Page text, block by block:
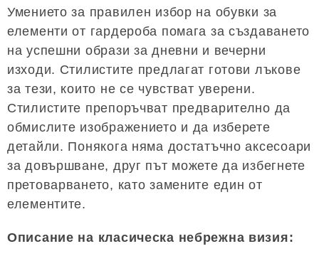
Умението за правилен избор на обувки за
елементи от гардероба помага за създаването
на успешни образи за дневни и вечерни
изходи. Стилистите предлагат готови лъкове
за тези, които не се чувстват уверени.
Стилистите препоръчват предварително да
обмислите изображението и да изберете
детайли. Понякога няма достатъчно аксесоари
за довършване, друг път можете да избегнете
претоварването, като замените един от
елементите.
Описание на класическа небрежна визия: